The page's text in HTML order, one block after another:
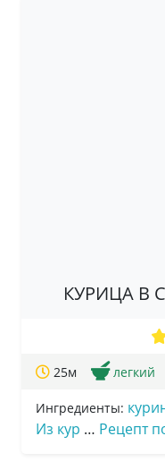
КУРИЦА В
25м легкий
Ингредиенты:
Из кур … Рецепт